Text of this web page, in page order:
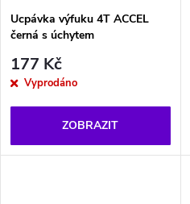
Ucpávka výfuku 4T ACCEL
černá s úchytem
177 Kč
Vyprodáno
ZOBRAZIT